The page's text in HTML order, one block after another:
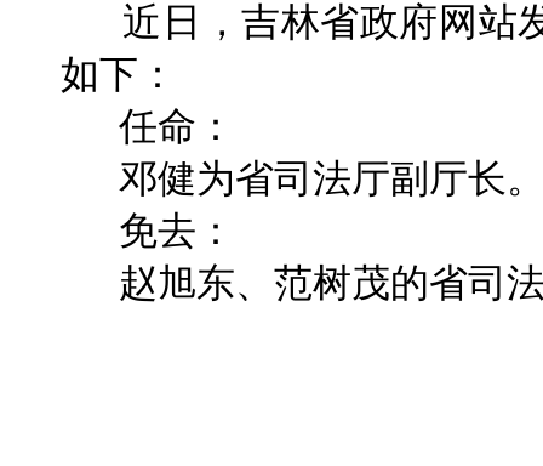
近日，吉林省政府网站
如下：
任命：
邓健为省司法厅副厅长
免去：
赵旭东、范树茂的省司